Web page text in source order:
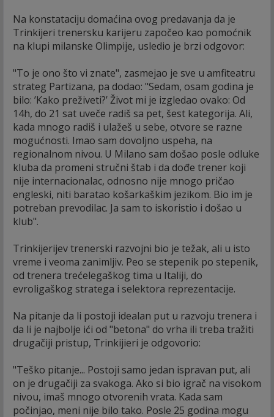
Na konstataciju domaćina ovog predavanja da je
Trinkijeri trenersku karijeru započeo kao pomoćnik
na klupi milanske Olimpije, usledio je brzi odgovor:
"To je ono što vi znate", zasmejao je sve u amfiteatru
strateg Partizana, pa dodao: "Sedam, osam godina je
bilo: ’Kako preživeti?’ Život mi je izgledao ovako: Od
14h, do 21 sat uveče radiš sa pet, šest kategorija. Ali,
kada mnogo radiš i ulažeš u sebe, otvore se razne
mogućnosti. Imao sam dovoljno uspeha, na
regionalnom nivou. U Milano sam došao posle odluke
kluba da promeni stručni štab i da dođe trener koji
nije internacionalac, odnosno nije mnogo pričao
engleski, niti baratao košarkaškim jezikom. Bio im je
potreban prevodilac. Ja sam to iskoristio i došao u
klub".
Trinkijerijev trenerski razvojni bio je težak, ali u isto
vreme i veoma zanimljiv. Peo se stepenik po stepenik,
od trenera trećelegaškog tima u Italiji, do
evroligaškog stratega i selektora reprezentacije.
Na pitanje da li postoji idealan put u razvoju trenera i
da li je najbolje ići od "betona" do vrha ili treba tražiti
drugačiji pristup, Trinkijieri je odgovorio:
"Teško pitanje... Postoji samo jedan ispravan put, ali
on je drugačiji za svakoga. Ako si bio igrač na visokom
nivou, imaš mnogo otvorenih vrata. Kada sam
počinjao, meni nije bilo tako. Posle 25 godina mogu